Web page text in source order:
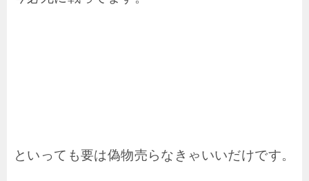
といっても要は偽物売らなきゃいいだけです。